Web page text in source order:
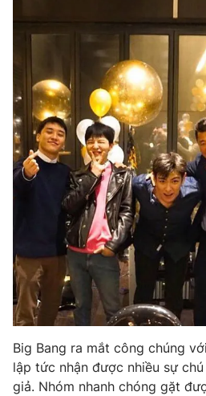
Cơ quan chủ quản:
Đài Truyền hình
Cơ quan báo chí:Thời báo VTV
Giấy phép hoạt động báo in và báo
cấp ngày 29/12/2023
Tổng Biên tập:Vũ Thanh Thủy
Phó Tổng Biên tập:
Nguyễn Thị Mỹ
Nguyễn Trọng Ninh
Tổng đài VTV:024.38 355 931 -
Ðiện thoại Thời báo VTV:
024.66
toasoan@vtv.vn
Liên hệ quảng cáo:024-7300.7108
Big Bang ra mắt công chúng
lập tức nhận được nhiều sự
giả. Nhóm nhanh chóng gặt